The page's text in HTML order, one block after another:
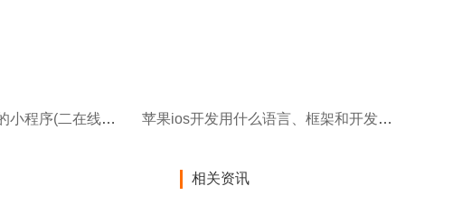
有什么可以制作课程的小程序(二在线教育开发小程序的优势) 苹果ios开发用什么语言、框架和开发工具？
相关资讯